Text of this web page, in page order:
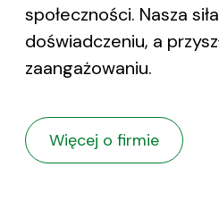
społeczności. Nasza
doświadczeniu, a
zaangażowaniu.
Więcej o firmie